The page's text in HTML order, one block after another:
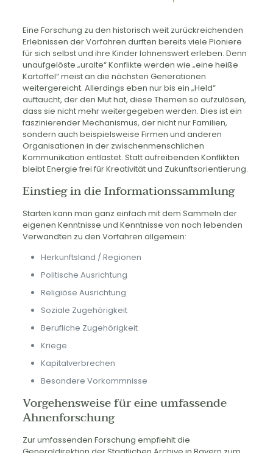
Eine Forschung zu den historisch weit zurückreichenden
Erlebnissen der Vorfahren durften bereits viele Pioniere
für sich selbst und ihre Kinder lohnenswert erleben. Denn
unaufgelöste „uralte“ Konflikte werden wie „eine heiße
Kartoffel“ meist an die nächsten Generationen
weitergereicht. Allerdings eben nur bis ein „Held“
auftaucht, der den Mut hat, diese Themen so aufzulösen,
dass sie nicht mehr weitergegeben werden. Dies ist ein
faszinierender Mechanismus, der nicht nur Familien,
sondern auch beispielsweise Firmen und anderen
Organisationen in der zwischenmenschlichen
Kommunikation entlastet. Statt aufreibenden Konflikten
bleibt Energie frei für Kreativität und Zukunftsorientierung.
Einstieg in die Informationssammlung
Starten kann man ganz einfach mit dem Sammeln der
eigenen Kenntnisse und Kenntnisse von noch lebenden
Verwandten zu den Vorfahren allgemein:
Herkunftsland / Regionen
Politische Ausrichtung
Religiöse Ausrichtung
Soziale Zugehörigkeit
Berufliche Zugehörigkeit
Kriege
Kapitalverbrechen
Besondere Vorkommnisse
Vorgehensweise für eine umfassende
Ahnenforschung
Zur umfassenden Forschung empfiehlt die